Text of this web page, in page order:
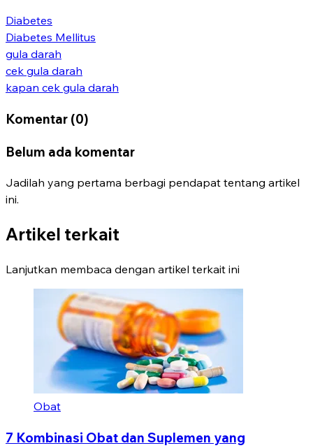
Diabetes
Diabetes Mellitus
gula darah
cek gula darah
kapan cek gula darah
Komentar (0)
Belum ada komentar
Jadilah yang pertama berbagi pendapat tentang artikel
ini.
Artikel terkait
Lanjutkan membaca dengan artikel terkait ini
Obat
7 Kombinasi Obat dan Suplemen yang